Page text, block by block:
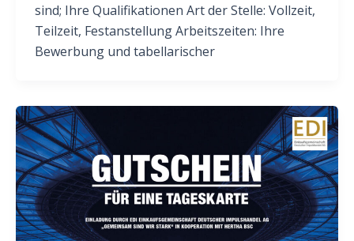
sind; Ihre Qualifikationen Art der Stelle: Vollzeit,
Teilzeit, Festanstellung Arbeitszeiten: Ihre
Bewerbung und tabellarischer